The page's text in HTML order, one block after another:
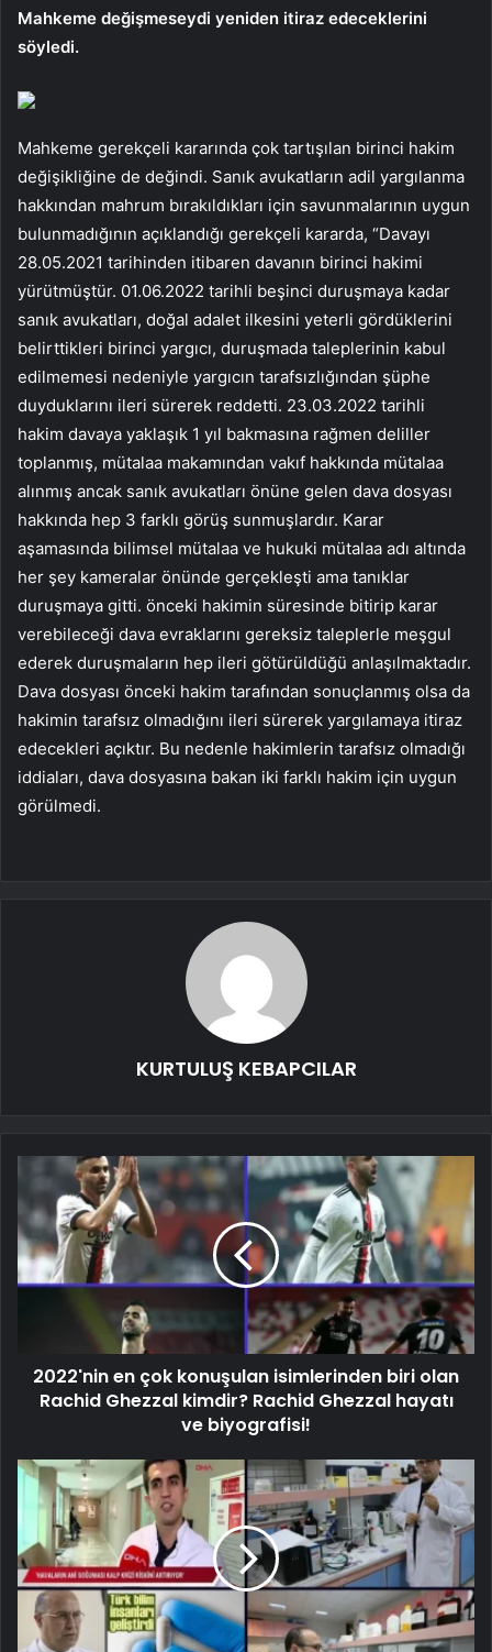
Mahkeme değişmeseydi yeniden itiraz edeceklerini
söyledi.
Mahkeme gerekçeli kararında çok tartışılan birinci hakim
değişikliğine de değindi. Sanık avukatların adil yargılanma
hakkından mahrum bırakıldıkları için savunmalarının uygun
bulunmadığının açıklandığı gerekçeli kararda, “Davayı
28.05.2021 tarihinden itibaren davanın birinci hakimi
yürütmüştür. 01.06.2022 tarihli beşinci duruşmaya kadar
sanık avukatları, doğal adalet ilkesini yeterli gördüklerini
belirttikleri birinci yargıcı, duruşmada taleplerinin kabul
edilmemesi nedeniyle yargıcın tarafsızlığından şüphe
duyduklarını ileri sürerek reddetti. 23.03.2022 tarihli
hakim davaya yaklaşık 1 yıl bakmasına rağmen deliller
toplanmış, mütalaa makamından vakıf hakkında mütalaa
alınmış ancak sanık avukatları önüne gelen dava dosyası
hakkında hep 3 farklı görüş sunmuşlardır. Karar
aşamasında bilimsel mütalaa ve hukuki mütalaa adı altında
her şey kameralar önünde gerçekleşti ama tanıklar
duruşmaya gitti. önceki hakimin süresinde bitirip karar
verebileceği dava evraklarını gereksiz taleplerle meşgul
ederek duruşmaların hep ileri götürüldüğü anlaşılmaktadır.
Dava dosyası önceki hakim tarafından sonuçlanmış olsa da
hakimin tarafsız olmadığını ileri sürerek yargılamaya itiraz
edecekleri açıktır. Bu nedenle hakimlerin tarafsız olmadığı
iddiaları, dava dosyasına bakan iki farklı hakim için uygun
görülmedi.
KURTULUŞ KEBAPCILAR
2022'nin en çok konuşulan isimlerinden biri olan
Rachid Ghezzal kimdir? Rachid Ghezzal hayatı
ve biyografisi!